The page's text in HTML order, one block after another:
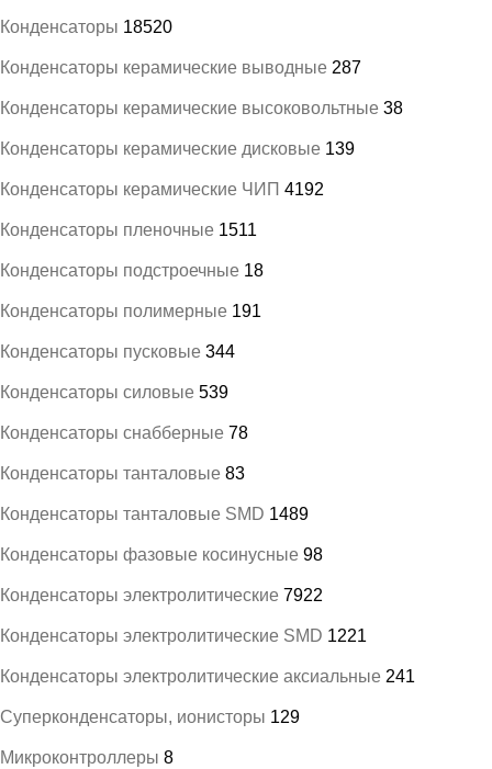
Конденсаторы 18520
Конденсаторы керамические выводные 287
Конденсаторы керамические высоковольтные 38
Конденсаторы керамические дисковые 139
Конденсаторы керамические ЧИП 4192
Конденсаторы пленочные 1511
Конденсаторы подстроечные 18
Конденсаторы полимерные 191
Конденсаторы пусковые 344
Конденсаторы силовые 539
Конденсаторы снабберные 78
Конденсаторы танталовые 83
Конденсаторы танталовые SMD 1489
Конденсаторы фазовые косинусные 98
Конденсаторы электролитические 7922
Конденсаторы электролитические SMD 1221
Конденсаторы электролитические аксиальные 241
Суперконденсаторы, ионисторы 129
Микроконтроллеры 8